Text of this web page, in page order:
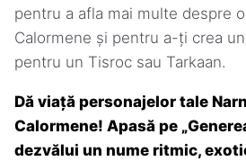
pentru a afla mai multe despre
Calormene și pentru a-ți crea
pentru un Tisroc sau Tarkaan.
Dă viață personajelor tale
Calormene! Apasă pe
dezvălui un nume ritmic,